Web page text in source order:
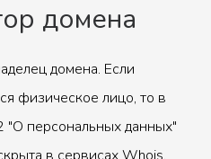
домена
домена. Если
физическое лицо, то в
персональных данных"